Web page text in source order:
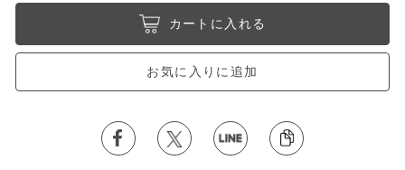
カートに入れる
お気に入りに追加